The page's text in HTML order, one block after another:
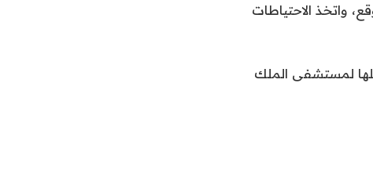
واتخذ الاحتياطات
لمستشفى الملك